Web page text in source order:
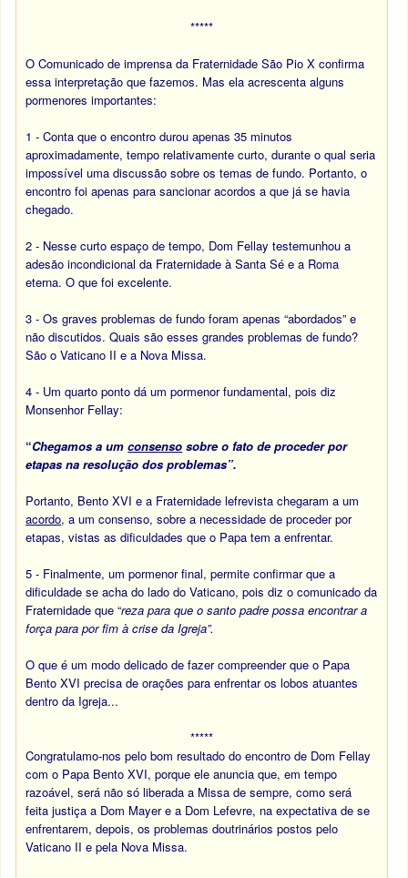
*****
O Comunicado de imprensa da Fraternidade São Pio X confirma
essa interpretação que fazemos. Mas ela acrescenta alguns
pormenores importantes:
1 - Conta que o encontro durou apenas 35 minutos
aproximadamente, tempo relativamente curto, durante o qual seria
impossível uma discussão sobre os temas de fundo. Portanto, o
encontro foi apenas para sancionar acordos a que já se havia
chegado.
2 - Nesse curto espaço de tempo, Dom Fellay testemunhou a
adesão incondicional da Fraternidade à Santa Sé e a Roma
eterna. O que foi excelente.
3 - Os graves problemas de fundo foram apenas “abordados” e
não discutidos.Quais são esses grandes problemas de fundo?
São o Vaticano II e a Nova Missa.
4- Um quarto ponto dá um pormenor fundamental, pois diz
Monsenhor Fellay:
“Chegamos a umconsenso sobre o fato de proceder por
etapas na resolução dos problemas”.
Portanto, Bento XVI e a Fraternidade lefrevista chegaram a um
acordo, a um consenso, sobre a necessidade de proceder por
etapas, vistas as dificuldades que o Papa tem a enfrentar.
5 - Finalmente, um pormenor final, permite confirmar que a
dificuldade se acha do lado do Vaticano, pois diz o comunicado da
Fraternidade que “reza para que o santo padre possa encontrar a
força para por fim à crise da Igreja”.
O que é um modo delicado de fazer compreender que o Papa
Bento XVI precisa de orações para enfrentar os lobos atuantes
dentro da Igreja...
*****
Congratulamo-nos pelo bom resultado do encontro de Dom Fellay
com o Papa Bento XVI, porque ele anuncia que, em tempo
razoável, será não só liberada a Missa de sempre, como será
feita justiça a Dom Mayer e a Dom Lefevre, na expectativa de se
enfrentarem, depois, os problemas doutrinários postos pelo
Vaticano II e pela Nova Missa.